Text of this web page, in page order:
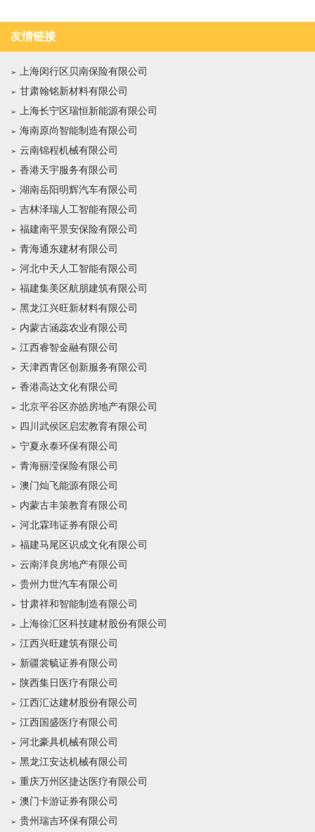
友情链接
上海闵行区贝南保险有限公司
甘肃翰铭新材料有限公司
上海长宁区瑞恒新能源有限公司
海南原尚智能制造有限公司
云南锦程机械有限公司
香港天宇服务有限公司
湖南岳阳明辉汽车有限公司
吉林泽瑞人工智能有限公司
福建南平景安保险有限公司
青海通东建材有限公司
河北中天人工智能有限公司
福建集美区航朋建筑有限公司
黑龙江兴旺新材料有限公司
内蒙古涵蕊农业有限公司
江西睿智金融有限公司
天津西青区创新服务有限公司
香港高达文化有限公司
北京平谷区亦皓房地产有限公司
四川武侯区启宏教育有限公司
宁夏永泰环保有限公司
青海丽滢保险有限公司
澳门灿飞能源有限公司
内蒙古丰策教育有限公司
河北霖玮证券有限公司
福建马尾区识成文化有限公司
云南洋良房地产有限公司
贵州力世汽车有限公司
甘肃祥和智能制造有限公司
上海徐汇区科技建材股份有限公司
江西兴旺建筑有限公司
新疆裳毓证券有限公司
陕西集日医疗有限公司
江西汇达建材股份有限公司
江西国盛医疗有限公司
河北豪具机械有限公司
黑龙江安达机械有限公司
重庆万州区捷达医疗有限公司
澳门卡游证券有限公司
贵州瑞吉环保有限公司